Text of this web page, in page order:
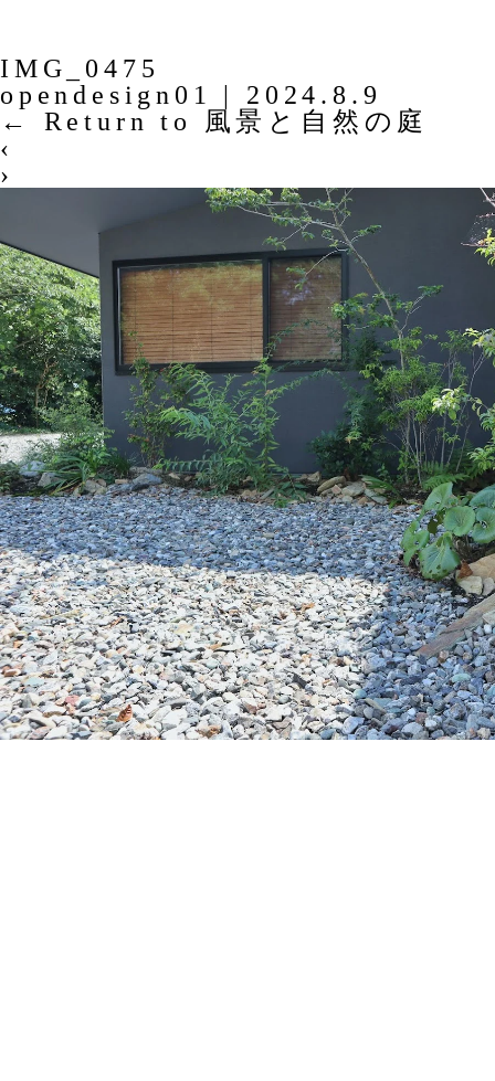
IMG_0475
opendesign01
| 2024.8.9
←
Return to 風景と自然の庭
‹
›